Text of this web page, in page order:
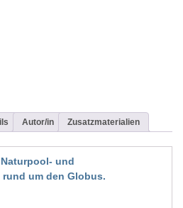
Autor/in Zusatzmaterialien
und
um den Globus.